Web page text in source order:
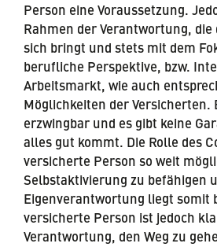
Person eine Voraussetzung.
Rahmen der Verantwortung,
sich bringt und stets mit dem
berufliche Perspektive, bzw.
Arbeitsmarkt, wie auch
Möglichkeiten der Versicherten.
erzwingbar und es gibt keine
alles gut kommt. Die Rolle des
versicherte Person so weit
Selbstaktivierung zu befähigen
Eigenverantwortung liegt somit
versicherte Person ist jedoch
Verantwortung, den Weg zu